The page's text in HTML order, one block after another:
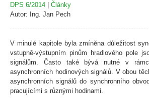
DPS 6/2014 | Články
Autor: Ing. Jan Pech
V minulé kapitole byla zmíněna důležitost
vstupně-výstupním pinům hradlového pole
signálům. Často také bývá nutné v
asynchronních hodinových signálů. V obou
asynchronních signálů do synchronního
pracujícími s různými hodinami.